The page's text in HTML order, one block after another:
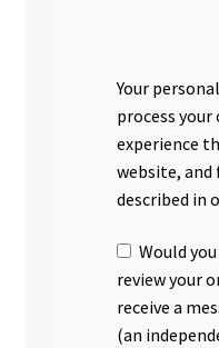
Your
process
experience
website,
described in
Would
review your
receive a
(an